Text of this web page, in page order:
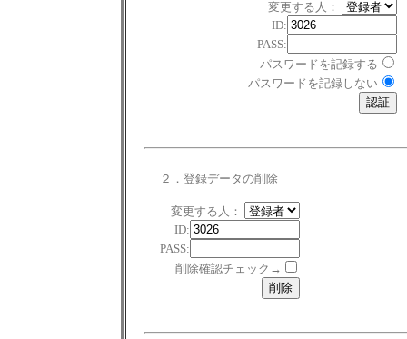
変更する人：
ID:
PASS:
パスワードを記録する
パスワードを記録しない
２．登録データの削除
変更する人：
ID:
PASS:
削除確認チェック→